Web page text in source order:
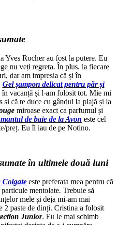
Yves Rocher au fost la putere. Eu
nu veți regreta. În plus, la fiecare
dar am impresia că și în
Gel șampon delicat pentru păr și
vacanță și l-am folosit tot. Mie mi
și că te duce cu gândul la plajă și la
miroase exact ca parfumul și
de baie de la Avon este cel
preț. Eu îl iau de pe Notino.
în ultimele două luni
Colgate este preferata mea pentru că
mentolate. Trebuie să
mele și deja mi-am mai
2 paste de dinți. Cristina a folosit
Junior. Eu le mai schimb